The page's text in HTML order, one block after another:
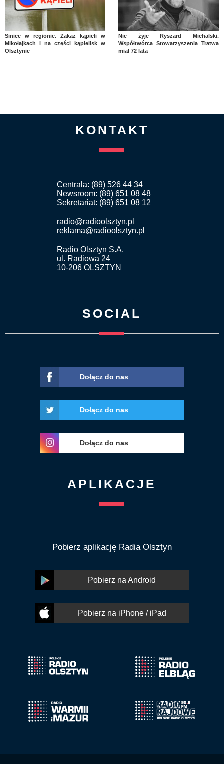
Sinice w regionie. Zakaz kąpieli w
Mikołajkach i na części kąpielisk w
Olsztynie
Nie żyje Ryszard Michalski.
Współtwórca Stowarzyszenia Tratwa
miał 72 lata
KONTAKT
Centrala: (89) 526 44 34
Newsroom: (89) 651 08 48
Sekretariat: (89) 651 08 12
radio@radioolsztyn.pl
reklama@radioolsztyn.pl
Radio Olsztyn S.A.
ul. Radiowa 24
10-206 OLSZTYN
SOCIAL
Dołącz do nas
Dołącz do nas
Dołącz do nas
APLIKACJE
Pobierz aplikację Radia Olsztyn
Pobierz na Android
Pobierz na iPhone / iPad